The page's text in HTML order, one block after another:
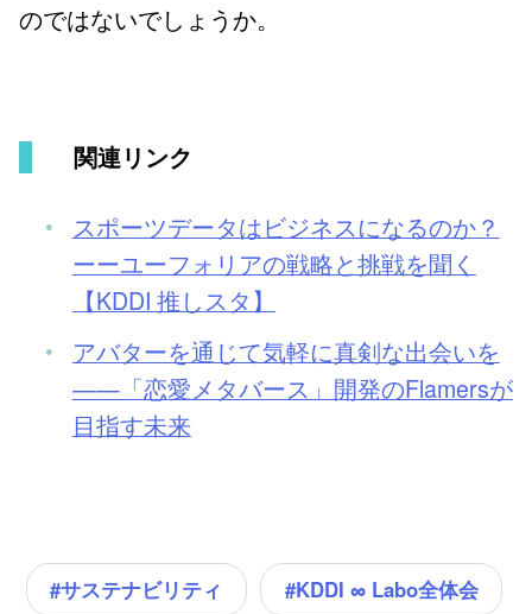
のではないでしょうか。
関連リンク
スポーツデータはビジネスになるのか？
ーーユーフォリアの戦略と挑戦を聞く
【KDDI 推しスタ】
アバターを通じて気軽に真剣な出会いを
——「恋愛メタバース」開発のFlamersが
目指す未来
#サステナビリティ #KDDI ∞ Labo全体会